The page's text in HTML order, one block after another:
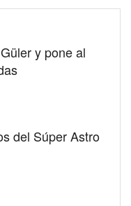
y pone al
del Súper Astro